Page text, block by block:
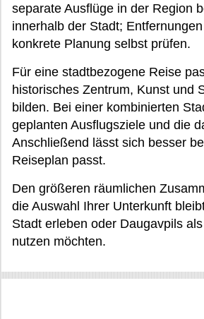
separate Ausflüge in der Region
innerhalb der Stadt;
konkrete Planung selbst prüfen.
Für eine stadtbezogene Reise
historisches Zentrum, Kunst und
bilden. Bei einer kombinierten
geplanten Ausflugsziele und die
Anschließend lässt sich besser
Reiseplan passt.
Den größeren räumlichen
die Auswahl Ihrer Unterkunft
Stadt erleben oder Daugavpils
nutzen möchten.